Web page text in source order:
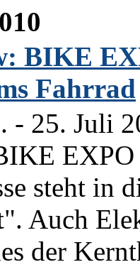
BIKE
Fahrrad
- 25. Juli
steht in
Auch
der